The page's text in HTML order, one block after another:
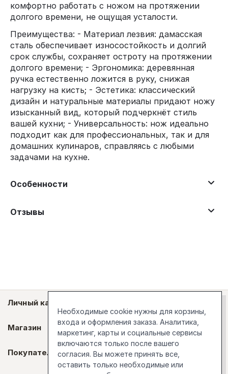
комфортно работать с ножом на протяжении
долгого времени, не ощущая усталости.
Преимущества: - Материал лезвия: дамасская
сталь обеспечивает износостойкость и долгий
срок службы, сохраняет остроту на протяжении
долгого времени; - Эргономика: деревянная
ручка естественно ложится в руку, снижая
нагрузку на кисть; - Эстетика: классический
дизайн и натуральные материалы придают ножу
изысканный вид, который подчеркнёт стиль
вашей кухни; - Универсальность: нож идеально
подходит как для профессиональных, так и для
домашних кулинаров, справляясь с любыми
задачами на кухне.
Особенности
Отзывы
Личный кабинет
Магазин
Покупателям
Необходимые cookie нужны для корзины,
входа и оформления заказа. Аналитика,
маркетинг, карты и социальные сервисы
включаются только после вашего
согласия. Вы можете принять все,
оставить только необходимые или